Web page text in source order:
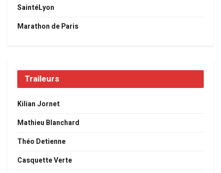
SaintéLyon
Marathon de Paris
Traileurs
Kilian Jornet
Mathieu Blanchard
Théo Detienne
Casquette Verte